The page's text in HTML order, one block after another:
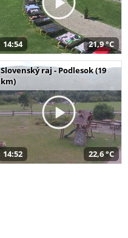
14:54 21,9 °C
Slovenský raj - Podlesok (19
km)
14:52 22,6 °C